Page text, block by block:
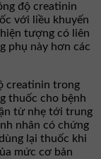
độ creatinin
với liều khuyến
tượng có liên
phụ này hơn các
creatinin trong
thuốc cho bệnh
từ nhẹ tới trung
nhân có chứng
lại thuốc khi
mức cơ bản